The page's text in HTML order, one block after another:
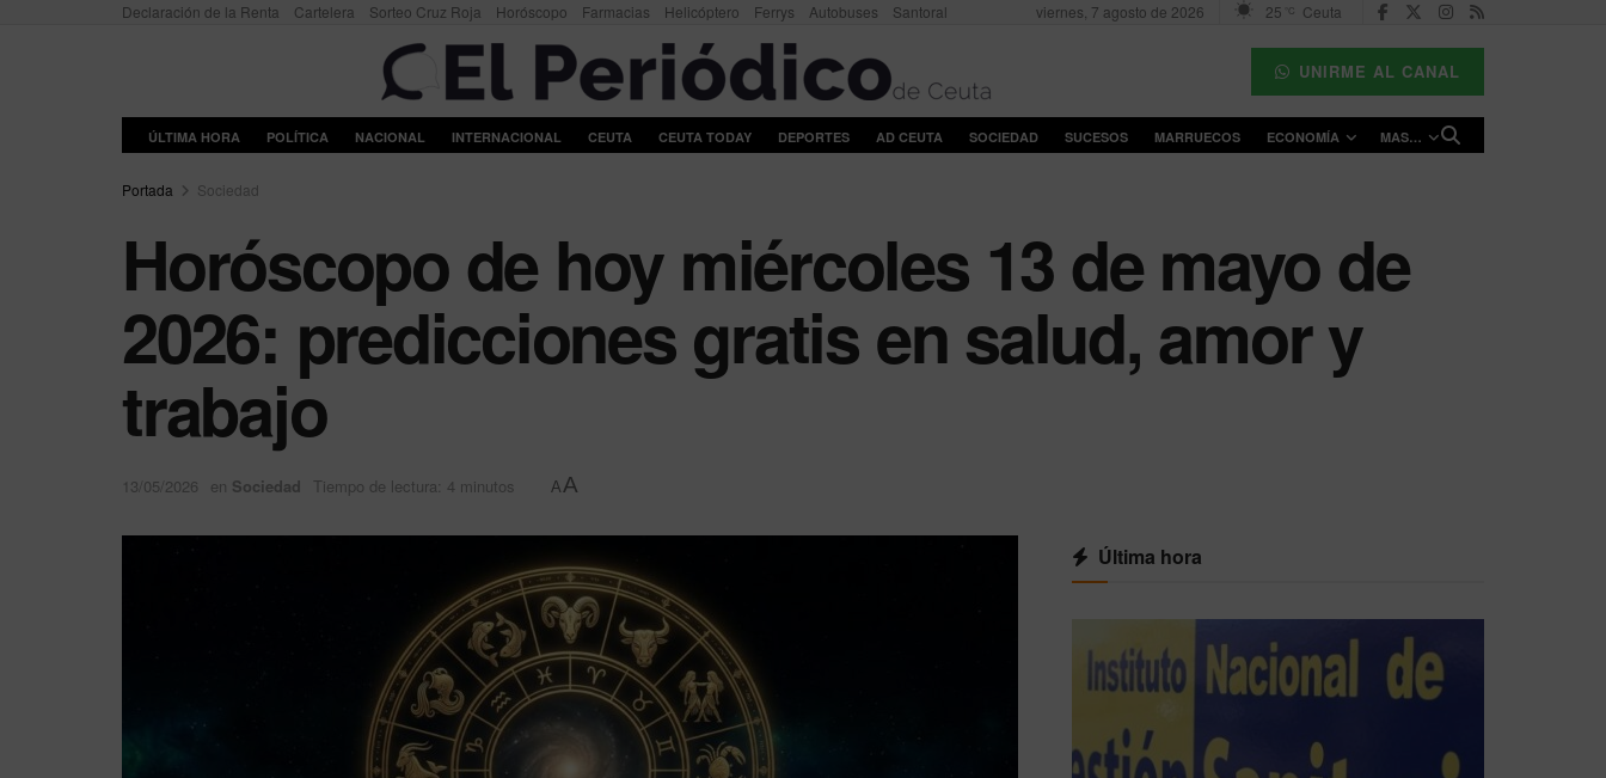
Declaración de la Renta Cartelera Sorteo Cruz Roja Horóscopo Farmacias Helicóptero Ferrys Autobuses Santoral viernes, 7 agosto de 2026 25 °C Ceuta
UNIRME AL CANAL
ÚLTIMA HORA POLÍTICA NACIONAL INTERNACIONAL CEUTA CEUTA TODAY DEPORTES AD CEUTA SOCIEDAD SUCESOS MARRUECOS ECONOMÍA MAS…
Portada Sociedad
Horóscopo de hoy miércoles 13 de mayo de
2026: predicciones gratis en salud, amor y
trabajo
13/05/2026 en Sociedad Tiempo de lectura: 4 minutos AA
Última hora